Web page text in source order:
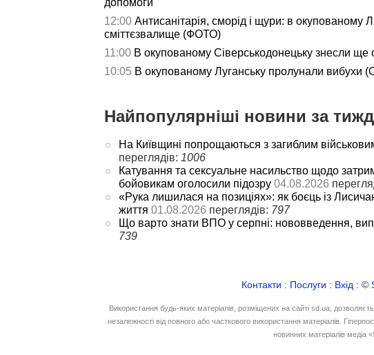
12:00 Антисанітарія, сморід і щури: в окупованому
сміттєзвалище (ФОТО)
11:00 В окупованому Сіверськодонецьку знесли
10:05 В окупованому Луганську пролунали
Найпопулярніші новини за
На Київщині попрощаються з загиблим
переглядів: 1006
Катування та сексуальне насильство щодо
бойовикам оголосили підозру 04.08.2026
«Рука лишилася на позиціях»: як боєць із
життя 01.08.2026 переглядів: 797
Що варто знати ВПО у серпні: нововведення,
739
Контакти : Послуги : Вхід : ©
Використання будь-яких матеріалів, розміщених на сайті sd.ua,
незалежності від повного або часткового використання матеріалів.
новинних матеріалів медіа